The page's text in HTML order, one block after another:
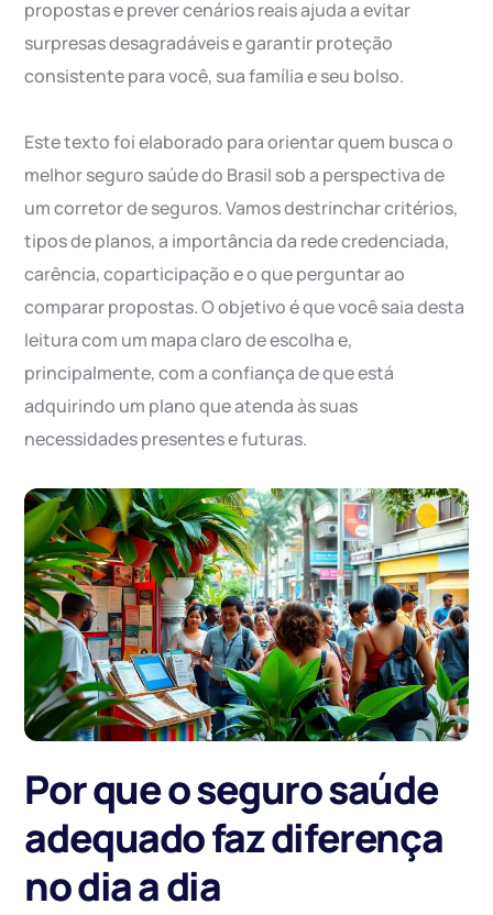
propostas e prever cenários reais ajuda a evitar
surpresas desagradáveis e garantir proteção
consistente para você, sua família e seu bolso.
Este texto foi elaborado para orientar quem busca o
melhor seguro saúde do Brasil sob a perspectiva de
um corretor de seguros. Vamos destrinchar critérios,
tipos de planos, a importância da rede credenciada,
carência, coparticipação e o que perguntar ao
comparar propostas. O objetivo é que você saia desta
leitura com um mapa claro de escolha e,
principalmente, com a confiança de que está
adquirindo um plano que atenda às suas
necessidades presentes e futuras.
Por que o seguro saúde
adequado faz diferença
no dia a dia